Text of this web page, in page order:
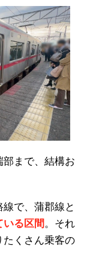
まで、結構お
で、蒲郡線と
いる区間 。それ
たくさん乗客の